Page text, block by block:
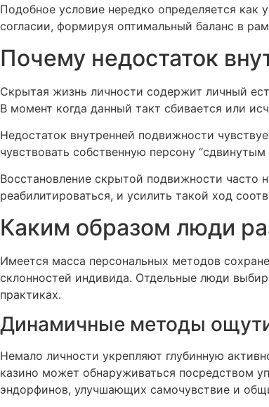
Подобное условие нередко определяется как
согласии, формируя оптимальный баланс в
Почему недостаток
Скрытая жизнь личности содержит личный
В момент когда данный такт сбивается или
Недостаток внутренней подвижности
чувствовать собственную персону
Восстановление скрытой подвижности часто
реабилитироваться, и усилить такой ход
Каким образом люди
Имеется масса персональных методов
склонностей индивида. Отдельные люди
практиках.
Динамичные методы
Немало личности укрепляют глубинную
казино может обнаруживаться посредством
эндорфинов, улучшающих самочувствие и